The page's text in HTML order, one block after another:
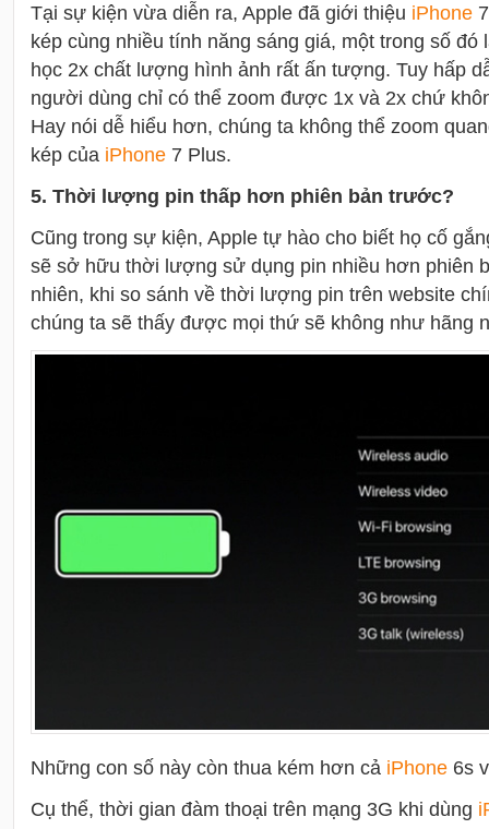
Tại sự kiện vừa diễn ra, Apple đã giới thiệu iPhone
kép cùng nhiều tính năng sáng giá, một trong số đó
học 2x chất lượng hình ảnh rất ấn tượng. Tuy hấp
người dùng chỉ có thể zoom được 1x và 2x chứ
Hay nói dễ hiểu hơn, chúng ta không thể zoom
kép của iPhone 7 Plus.
5. Thời lượng pin thấp hơn phiên bản trước?
Cũng trong sự kiện, Apple tự hào cho biết họ cố
sẽ sở hữu thời lượng sử dụng pin nhiều hơn phiên
nhiên, khi so sánh về thời lượng pin trên website
chúng ta sẽ thấy được mọi thứ sẽ không như hãng
Những con số này còn thua kém hơn cả iPhone 6s
Cụ thể, thời gian đàm thoại trên mạng 3G khi dùng i